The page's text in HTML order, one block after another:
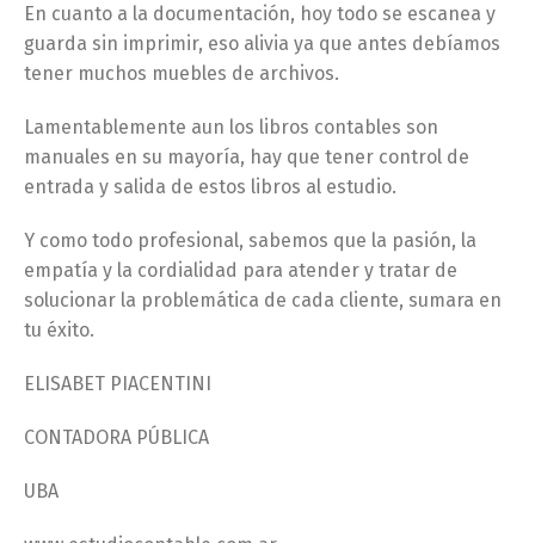
En cuanto a la documentación, hoy todo se escanea y
guarda sin imprimir, eso alivia ya que antes debíamos
tener muchos muebles de archivos.
Lamentablemente aun los libros contables son
manuales en su mayoría, hay que tener control de
entrada y salida de estos libros al estudio.
Y como todo profesional, sabemos que la pasión, la
empatía y la cordialidad para atender y tratar de
solucionar la problemática de cada cliente, sumara en
tu éxito.
ELISABET PIACENTINI
CONTADORA PÚBLICA
UBA